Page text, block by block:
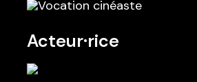
Acteur·rice